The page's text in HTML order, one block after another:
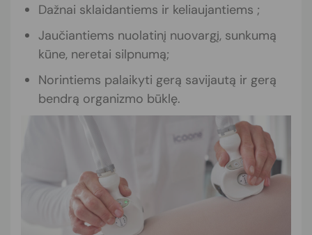
Dažnai sklaidantiems ir keliaujantiems ;
Jaučiantiems nuolatinį nuovargį, sunkumą
kūne, neretai silpnumą;
Norintiems palaikyti gerą savijautą ir gerą
bendrą organizmo būklę.